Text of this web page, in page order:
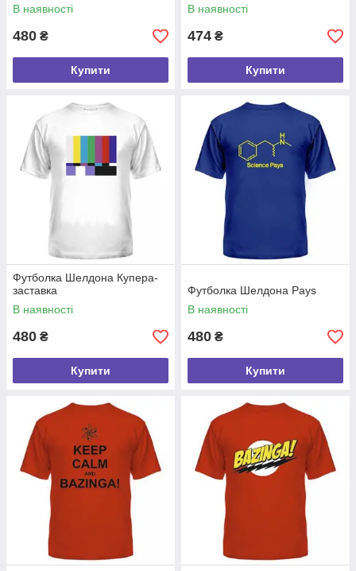
В наявності
480 ₴
Купити
В наявності
474 ₴
Купити
Футболка Шелдона Купера-
заставка
В наявності
480 ₴
Купити
Футболка Шелдона Pays
В наявності
480 ₴
Купити